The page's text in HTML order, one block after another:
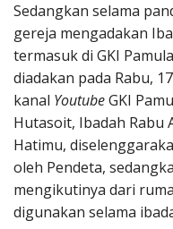
Sedangkan selama
gereja mengadakan
termasuk di GKI
diadakan pada Rabu,
kanal YoutubeGKI
Hutasoit, Ibadah Rabu
Hatimu,
oleh Pendeta,
mengikutinya dari
digunakan selama